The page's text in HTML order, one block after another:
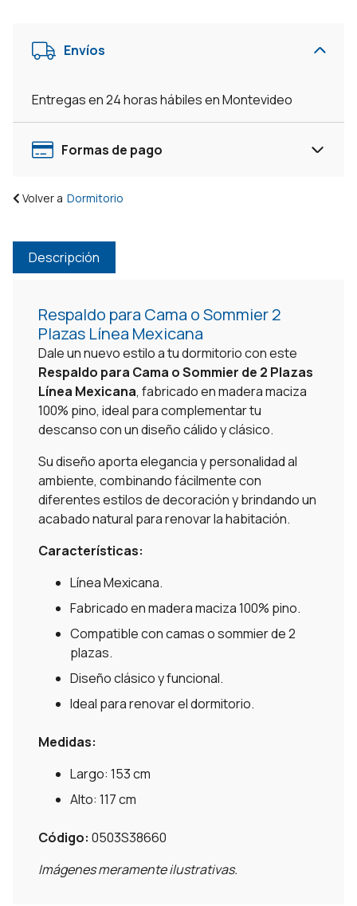
Linea
Maciza
-
Negro
Envíos
Entregas en 24 horas hábiles en Montevideo
Formas de pago
Volver a Dormitorio
Descripción
Respaldo para Cama o Sommier 2
Plazas Línea Mexicana
Dale un nuevo estilo a tu dormitorio con este
Respaldo para Cama o Sommier de 2 Plazas
Línea Mexicana, fabricado en madera maciza
100% pino, ideal para complementar tu
descanso con un diseño cálido y clásico.
Su diseño aporta elegancia y personalidad al
ambiente, combinando fácilmente con
diferentes estilos de decoración y brindando un
acabado natural para renovar la habitación.
Características:
Línea Mexicana.
Fabricado en madera maciza 100% pino.
Compatible con camas o sommier de 2
plazas.
Diseño clásico y funcional.
Ideal para renovar el dormitorio.
Medidas:
Largo: 153 cm
Alto: 117 cm
Código: 0503S38660
Imágenes meramente ilustrativas.